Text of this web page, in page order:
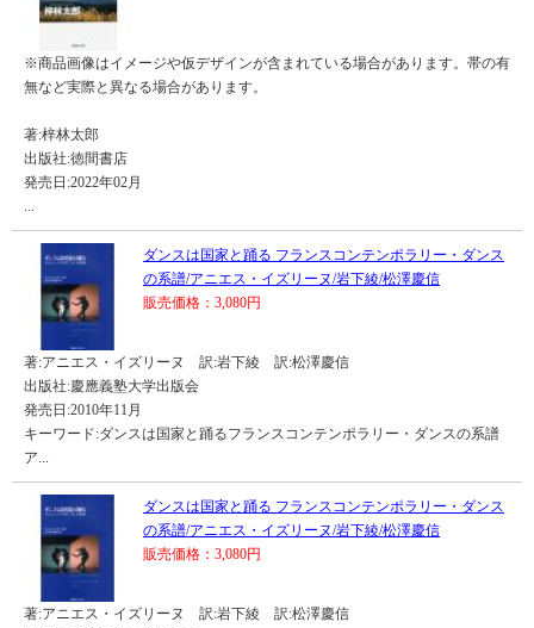
※商品画像はイメージや仮デザインが含まれている場合があります。帯の有
無など実際と異なる場合があります。
著:梓林太郎
出版社:徳間書店
発売日:2022年02月
...
ダンスは国家と踊る フランスコンテンポラリー・ダンス
の系譜/アニエス・イズリーヌ/岩下綾/松澤慶信
販売価格：3,080円
著:アニエス・イズリーヌ 訳:岩下綾 訳:松澤慶信
出版社:慶應義塾大学出版会
発売日:2010年11月
キーワード:ダンスは国家と踊るフランスコンテンポラリー・ダンスの系譜
ア...
ダンスは国家と踊る フランスコンテンポラリー・ダンス
の系譜/アニエス・イズリーヌ/岩下綾/松澤慶信
販売価格：3,080円
著:アニエス・イズリーヌ 訳:岩下綾 訳:松澤慶信